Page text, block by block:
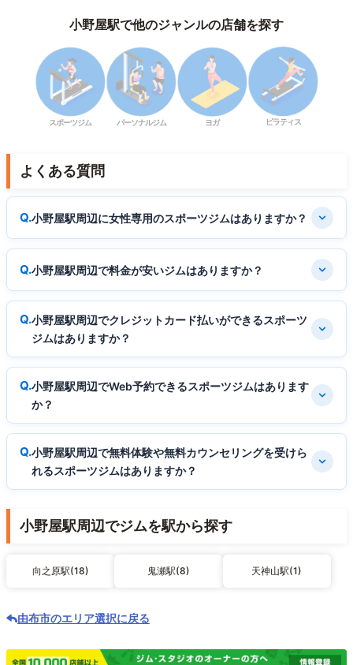
小野屋駅で他のジャンルの店舗を探す
スポーツジム パーソナルジム ヨガ ピラティス
よくある質問
小野屋駅周辺に女性専用のスポーツジムはありますか？
小野屋駅周辺で料金が安いジムはありますか？
小野屋駅周辺でクレジットカード払いができるスポーツ
ジムはありますか？
小野屋駅周辺でWeb予約できるスポーツジムはあります
か？
小野屋駅周辺で無料体験や無料カウンセリングを受けら
れるスポーツジムはありますか？
小野屋駅周辺でジムを駅から探す
向之原駅(18) 鬼瀬駅(8) 天神山駅(1)
由布市のエリア選択に戻る